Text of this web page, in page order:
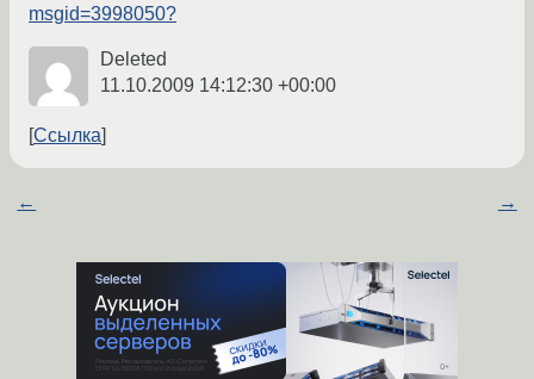
msgid=3998050?
Deleted
11.10.2009 14:12:30 +00:00
Ссылка
← →